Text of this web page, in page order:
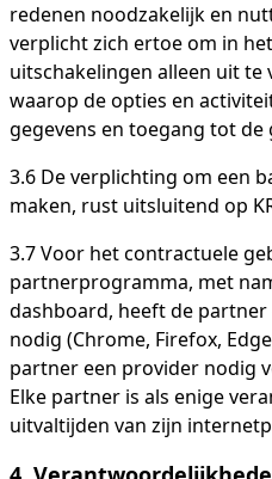
redenen noodzakelijk en
verplicht zich ertoe om in
uitschakelingen alleen uit
waarop de opties en
gegevens en toegang tot de
3.6 De verplichting om een
maken, rust uitsluitend op
3.7 Voor het contractuele
partnerprogramma, met
dashboard, heeft de
nodig (Chrome, Firefox,
partner een provider nodig
Elke partner is als enige
uitvaltijden van zijn